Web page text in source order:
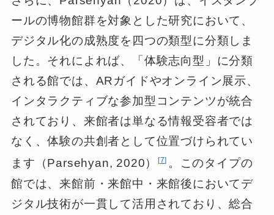
ールの博物館群を対象とした研究において、
デジタル化の成熟度を四つの類型に分類しま
した。それによれば、「体験志向型」に分類
される館では、ARガイドやオンライン展示、
インタラクティブな参加型コンテンツが統合
されており、来館者は単なる情報受容者では
なく、体験の共創者として位置づけられてい
ます（Parsehyan, 2020）
7 。このタイプの
館では、来館前・来館中・来館後においてデ
ジタル技術が一貫して活用されており、総合